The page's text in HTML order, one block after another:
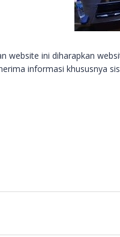
website ini diharapkan
informasi khususnya